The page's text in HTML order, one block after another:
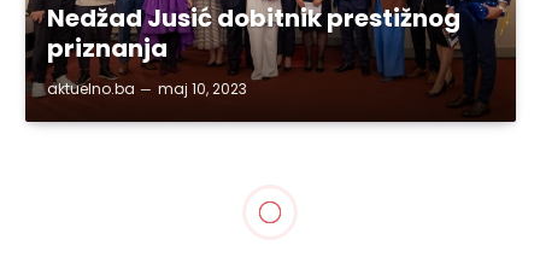
Nedžad Jusić dobitnik prestižnog
priznanja
aktuelno.ba maj 10, 2023